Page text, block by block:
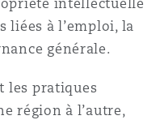
intellectuelle
liées à l’emploi, la
générale.
les pratiques
région à l’autre,